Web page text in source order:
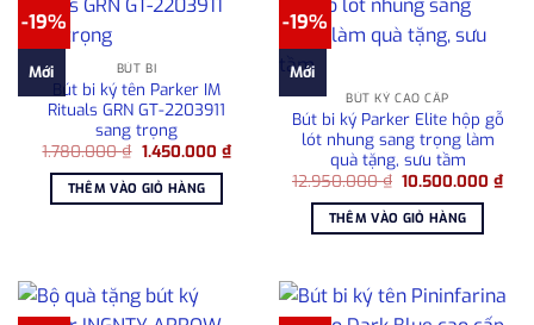
-19%
Mới BÚT BI
Bút bi ký tên Parker IM
Rituals GRN GT-2203911
sang trọng
1.780.000₫ Giá
là:
1.780.000 ₫.
1.450.000 ₫Giá
hiện
1.450.000 ₫.
THÊM VÀO GIỎ HÀNG
-19%
Mới
BÚT KÝ CAO CẤP
Bút bi ký Parker Elite hộp gỗ
lót nhung sang trọng làm
quà tặng, sưu tầm
12.950.000₫ Giá
là:
12.950.000 ₫.
10.500.000₫Giá
hiện
THÊM VÀO GIỎ HÀNG